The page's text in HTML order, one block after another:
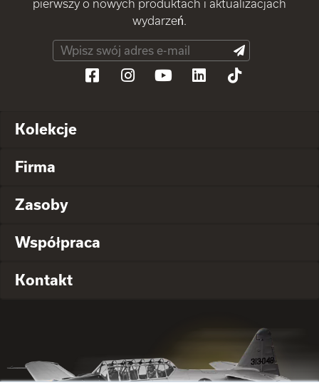
pierwszy o nowych produktach i aktualizacjach
wydarzeń.
Kolekcje
Firma
Zasoby
Współpraca
Kontakt